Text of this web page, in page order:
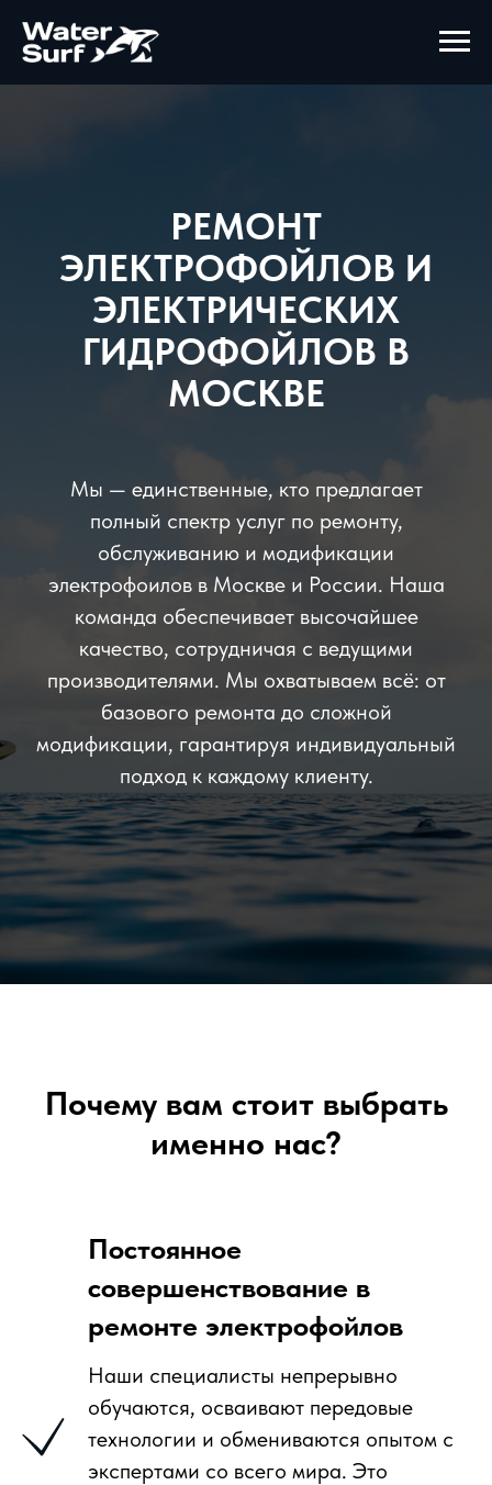
РЕМОНТ
ЭЛЕКТРОФОЙЛОВ И
ЭЛЕКТРИЧЕСКИХ
ГИДРОФОЙЛОВ В
МОСКВЕ
Мы — единственные, кто предлагает
полный спектр услуг по ремонту,
обслуживанию и модификации
электрофоилов в Москве и России. Наша
команда обеспечивает высочайшее
качество, сотрудничая с ведущими
производителями. Мы охватываем всё: от
базового ремонта до сложной
модификации, гарантируя индивидуальный
подход к каждому клиенту.
Почему вам стоит выбрать
именно нас?
Постоянное
совершенствование в
ремонте электрофойлов
Наши специалисты непрерывно
обучаются, осваивают передовые
технологии и обмениваются опытом с
экспертами со всего мира. Это